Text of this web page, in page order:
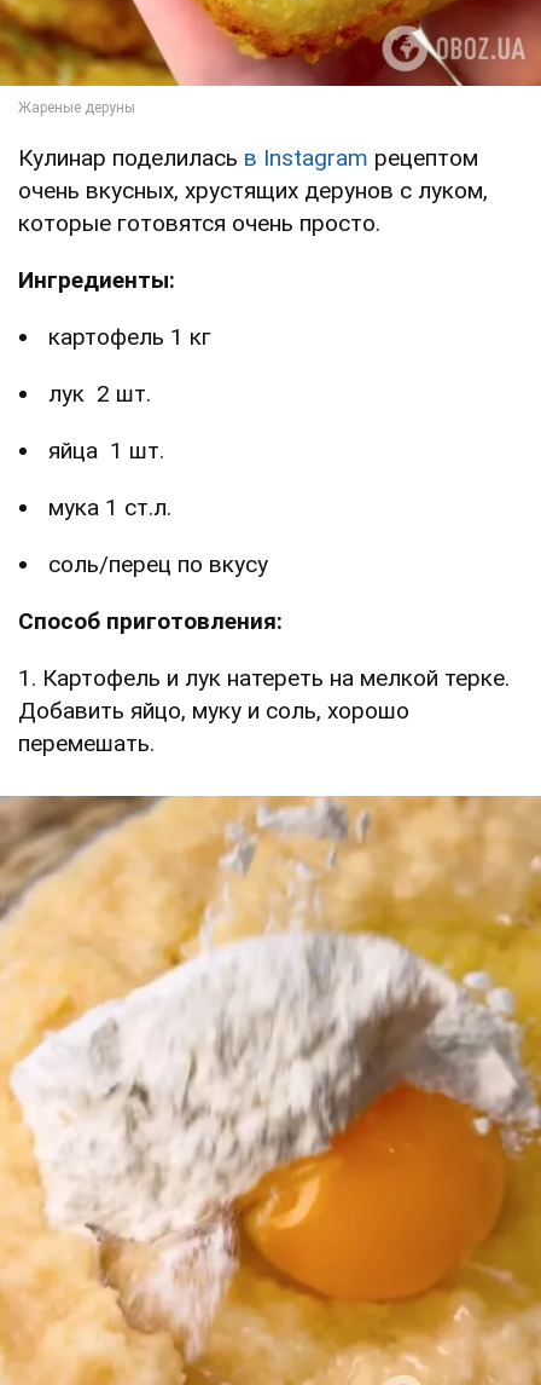
Кулинар поделилась в Instagram рецептом
очень вкусных, хрустящих дерунов с луком,
которые готовятся очень просто.
Ингредиенты:
картофель 1 кг
лук 2 шт.
яйца 1 шт.
мука 1 ст.л.
соль/перец по вкусу
Способ приготовления:
1. Картофель и лук натереть на мелкой терке.
Добавить яйцо, муку и соль, хорошо
перемешать.